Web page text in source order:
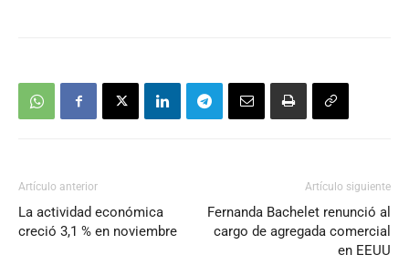
Artículo anterior
La actividad económica
creció 3,1 % en noviembre
Artículo siguiente
Fernanda Bachelet renunció al
cargo de agregada comercial
en EEUU